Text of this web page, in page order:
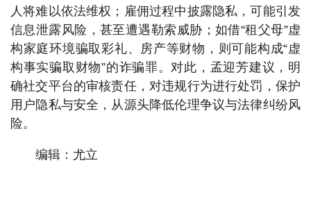
人将难以依法维权；雇佣过程中披露隐私，可能引发
信息泄露风险，甚至遭遇勒索威胁；如借“租父母”虚
构家庭环境骗取彩礼、房产等财物，则可能构成“虚
构事实骗取财物”的诈骗罪。对此，孟迎芳建议，明
确社交平台的审核责任，对违规行为进行处罚，保护
用户隐私与安全，从源头降低伦理争议与法律纠纷风
险。
编辑：尤立